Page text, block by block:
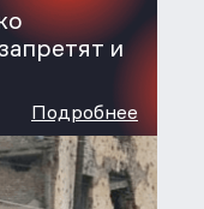
и
Подробнее